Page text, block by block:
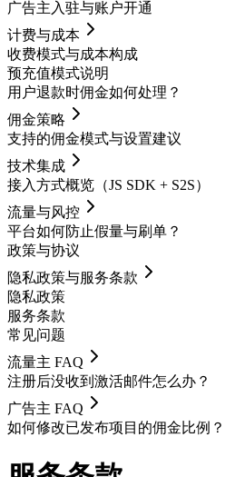
广告主入驻与账户开通
计费与成本
收费模式与成本构成
预充值模式说明
用户退款时佣金如何处理？
佣金策略
支持的佣金模式与设置建议
技术集成
接入方式概览（JS SDK + S2S）
流量与风控
平台如何防止假量与刷单？
政策与协议
隐私政策与服务条款
隐私政策
服务条款
常见问题
流量主 FAQ
注册后没收到激活邮件怎么办？
广告主 FAQ
如何修改已发布项目的佣金比例？